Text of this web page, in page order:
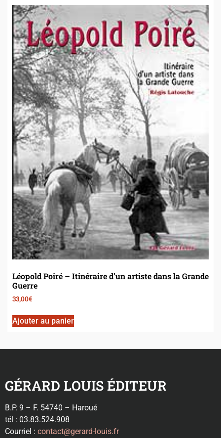
Léopold Poiré – Itinéraire d’un artiste dans la Grande
Guerre
33,00€
Ajouter au panier
GÉRARD LOUIS ÉDITEUR
B.P. 9 – F. 54740 – Haroué
tél : 03.83.524.908
Courriel : contact@gerard-louis.fr